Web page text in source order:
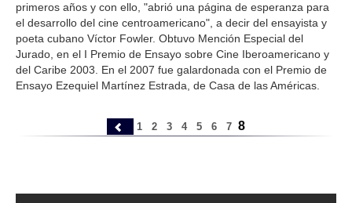
primeros años y con ello, "abrió una página de esperanza para
el desarrollo del cine centroamericano", a decir del ensayista y
poeta cubano Víctor Fowler. Obtuvo Mención Especial del
Jurado, en el I Premio de Ensayo sobre Cine Iberoamericano y
del Caribe 2003. En el 2007 fue galardonada con el Premio de
Ensayo Ezequiel Martínez Estrada, de Casa de las Américas.
1 2 3 4 5 6 7 8